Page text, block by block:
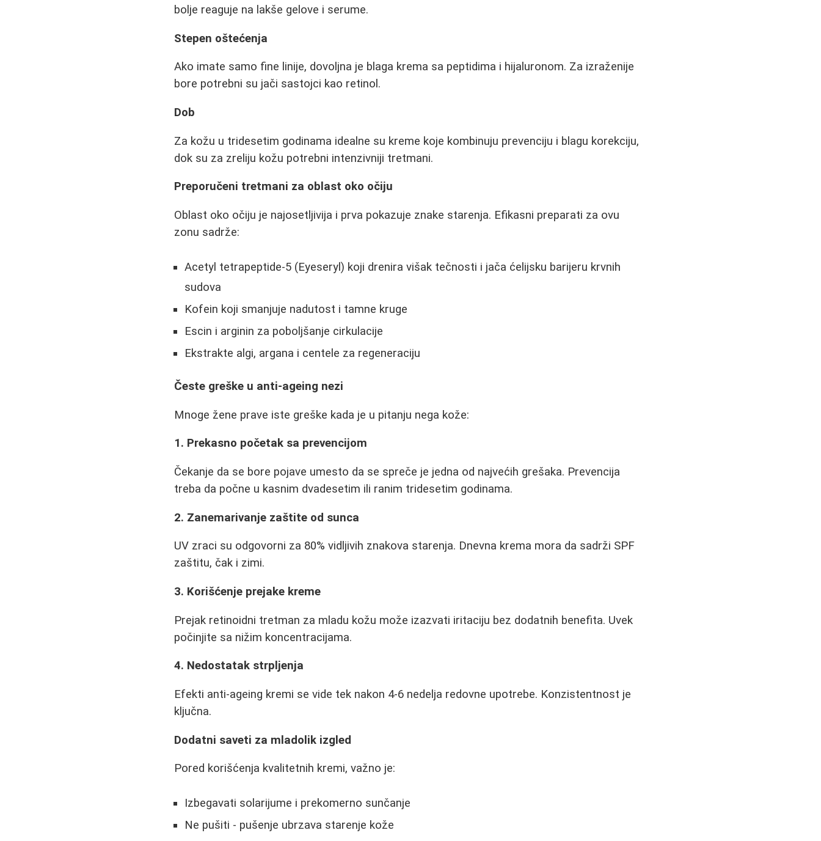
bolje reaguje na lakše gelove i serume.
Stepen oštećenja
Ako imate samo fine linije, dovoljna je blaga krema sa peptidima i hijaluronom. Za izraženije
bore potrebni su jači sastojci kao retinol.
Dob
Za kožu u tridesetim godinama idealne su kreme koje kombinuju prevenciju i blagu korekciju,
dok su za zreliju kožu potrebni intenzivniji tretmani.
Preporučeni tretmani za oblast oko očiju
Oblast oko očiju je najosetljivija i prva pokazuje znake starenja. Efikasni preparati za ovu
zonu sadrže:
Acetyl tetrapeptide-5 (Eyeseryl) koji drenira višak tečnosti i jača ćelijsku barijeru krvnih
sudova
Kofein koji smanjuje nadutost i tamne kruge
Escin i arginin za poboljšanje cirkulacije
Ekstrakte algi, argana i centele za regeneraciju
Česte greške u anti-ageing nezi
Mnoge žene prave iste greške kada je u pitanju nega kože:
1. Prekasno početak sa prevencijom
Čekanje da se bore pojave umesto da se spreče je jedna od najvećih grešaka. Prevencija
treba da počne u kasnim dvadesetim ili ranim tridesetim godinama.
2. Zanemarivanje zaštite od sunca
UV zraci su odgovorni za 80% vidljivih znakova starenja. Dnevna krema mora da sadrži SPF
zaštitu, čak i zimi.
3. Korišćenje prejake kreme
Prejak retinoidni tretman za mladu kožu može izazvati iritaciju bez dodatnih benefita. Uvek
počinjite sa nižim koncentracijama.
4. Nedostatak strpljenja
Efekti anti-ageing kremi se vide tek nakon 4-6 nedelja redovne upotrebe. Konzistentnost je
ključna.
Dodatni saveti za mladolik izgled
Pored korišćenja kvalitetnih kremi, važno je:
Izbegavati solarijume i prekomerno sunčanje
Ne pušiti - pušenje ubrzava starenje kože